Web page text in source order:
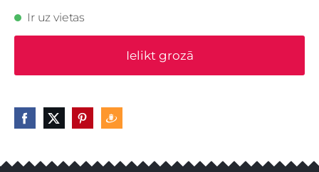
Ir uz vietas
Ielikt grozā